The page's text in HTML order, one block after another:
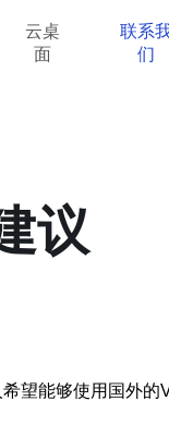
云桌
面
联系
们
议
望能够使用国外的